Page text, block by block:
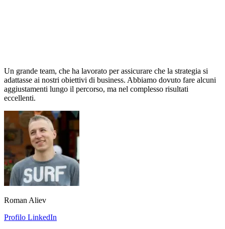
Un grande team, che ha lavorato per assicurare che la strategia si
adattasse ai nostri obiettivi di business. Abbiamo dovuto fare alcuni
aggiustamenti lungo il percorso, ma nel complesso risultati
eccellenti.
Roman Aliev
Profilo LinkedIn